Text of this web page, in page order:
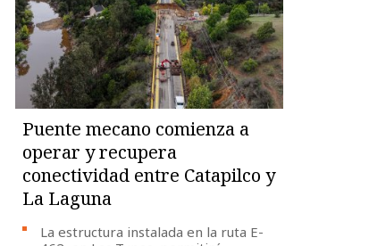
Puente mecano comienza a
operar y recupera
conectividad entre Catapilco y
La Laguna
La estructura instalada en la ruta E-